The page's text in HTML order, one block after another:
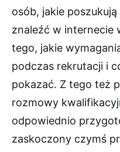
osób, jakie
znaleźć w internecie
tego, jakie
podczas rekrutacji i
pokazać. Z tego też
rozmowy
odpowiednio
zaskoczony czymś